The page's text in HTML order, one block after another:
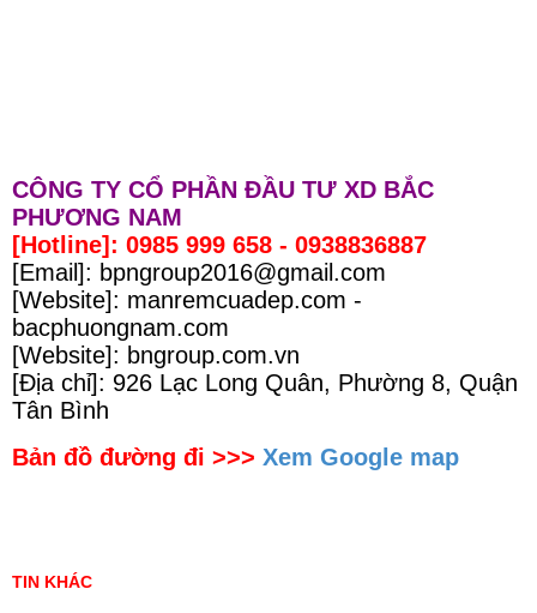
CÔNG TY CỔ PHẦN ĐẦU TƯ XD BẮC
PHƯƠNG NAM
[Hotline]: 0985 999 658 - 0938836887
[Email]: bpngroup2016@gmail.com
[Website]: manremcuadep.com -
bacphuongnam.com
[Website]: bngroup.com.vn
[Địa chỉ]: 926 Lạc Long Quân, Phường 8, Quận
Tân Bình
Bản đồ đường đi >>> Xem Google map
TIN KHÁC